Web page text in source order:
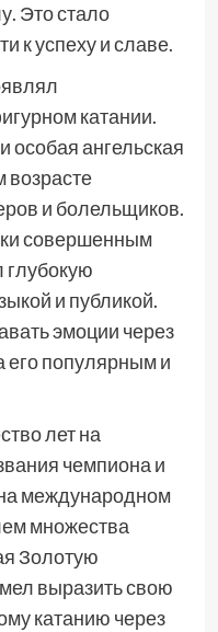
Это стало
к успеху и славе.
катании.
особая ангельская
возрасте
и болельщиков.
совершенным
глубокую
и публикой.
эмоции через
его популярным и
лет на
чемпиона и
международном
множества
Золотую
выразить свою
катанию через